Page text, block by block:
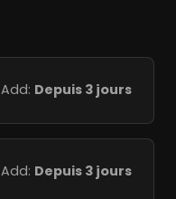
Add: Depuis 3 jours
Add: Depuis 3 jours